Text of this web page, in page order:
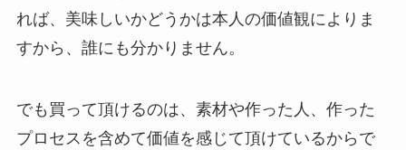
れば、美味しいかどうかは本人の価値観によりま
すから、誰にも分かりません。
でも買って頂けるのは、素材や作った人、作った
プロセスを含めて価値を感じて頂けているからで